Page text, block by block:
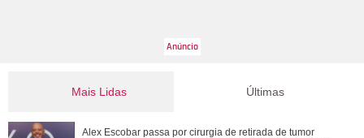
Mais Lidas
Verdadeiras xérox! Confira mães e filhas famosas que são
Últimas
Alex Escobar passa por cirurgia de retirada de tumor